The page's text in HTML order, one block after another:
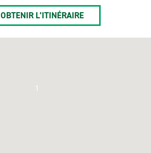
OBTENIR L’ITINÉRAIRE
1